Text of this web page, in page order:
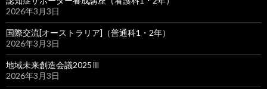
2026年3月3日
国際交流[オーストラリア]（普通科1・2年）
2026年3月3日
地域未来創造会議2025Ⅲ
2026年3月3日